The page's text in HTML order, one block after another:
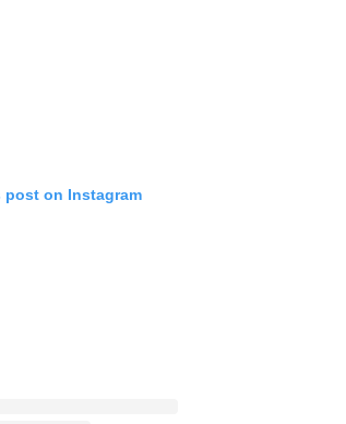
post on Instagram